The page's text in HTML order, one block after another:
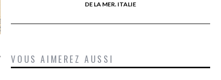
DE LA MER. ITALIE
VOUS AIMEREZ AUSSI